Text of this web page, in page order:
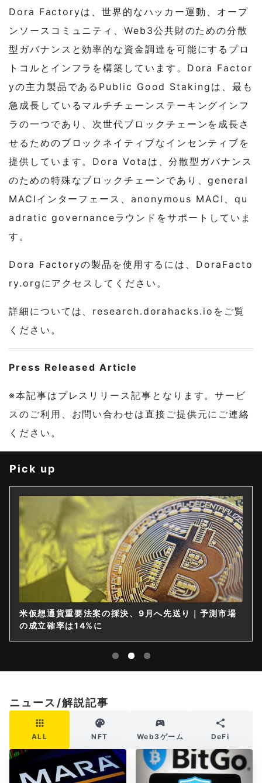
Dora Factoryは、世界的なハッカー運動、オープ
ンソースコミュニティ、Web3公共財のための分散
型ガバナンスと効率的な資金調達を可能にするプロ
トコルとインフラを構築しています。Dora Factor
yの主力製品であるPublic Good Stakingは、最も
急成長しているマルチチェーンステーキングインフ
ラの一つであり、次世代ブロックチェーンを成長さ
せるためのブロックネイティブなインセンティブを
提供しています。Dora Votaは、分散型ガバナンス
のための特殊なブロックチェーンであり、general
MACIインターフェース、anonymous MACI、qu
adratic governanceラウンドをサポートしていま
す。
Dora Factoryの製品を使用するには、DoraFacto
ry.orgにアクセスしてください。
詳細については、research.dorahacks.ioをご覧
ください。
Press Released Article
※本記事はプレスリリース記事となります。サービ
スのご利用、お問い合わせは直接ご提供元にご連絡
ください。
Pick up
米仮想通貨重要法案の採決、9月へ先送り｜予測市場
の成立確率は14%に
ニュース/解説記事
ALL NFT Web3ゲーム DeFi